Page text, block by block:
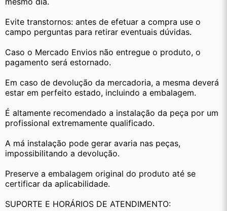
Evite transtornos: antes de efetuar a compra use o
campo perguntas para retirar eventuais dúvidas.
Caso o Mercado Envios não entregue o produto, o
pagamento será estornado.
Em caso de devolução da mercadoria, a mesma deverá
estar em perfeito estado, incluindo a embalagem.
É altamente recomendado a instalação da peça por um
profissional extremamente qualificado.
A má instalação pode gerar avaria nas peças,
impossibilitando a devolução.
Preserve a embalagem original do produto até se
certificar da aplicabilidade.
SUPORTE E HORÁRIOS DE ATENDIMENTO: